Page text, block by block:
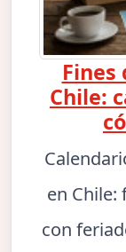
Fines
Chile:
en Chile:
con